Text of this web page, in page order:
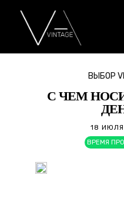
ВЫБОР
С ЧЕМ
18 ИЮЛЯ
ВРЕМЯ